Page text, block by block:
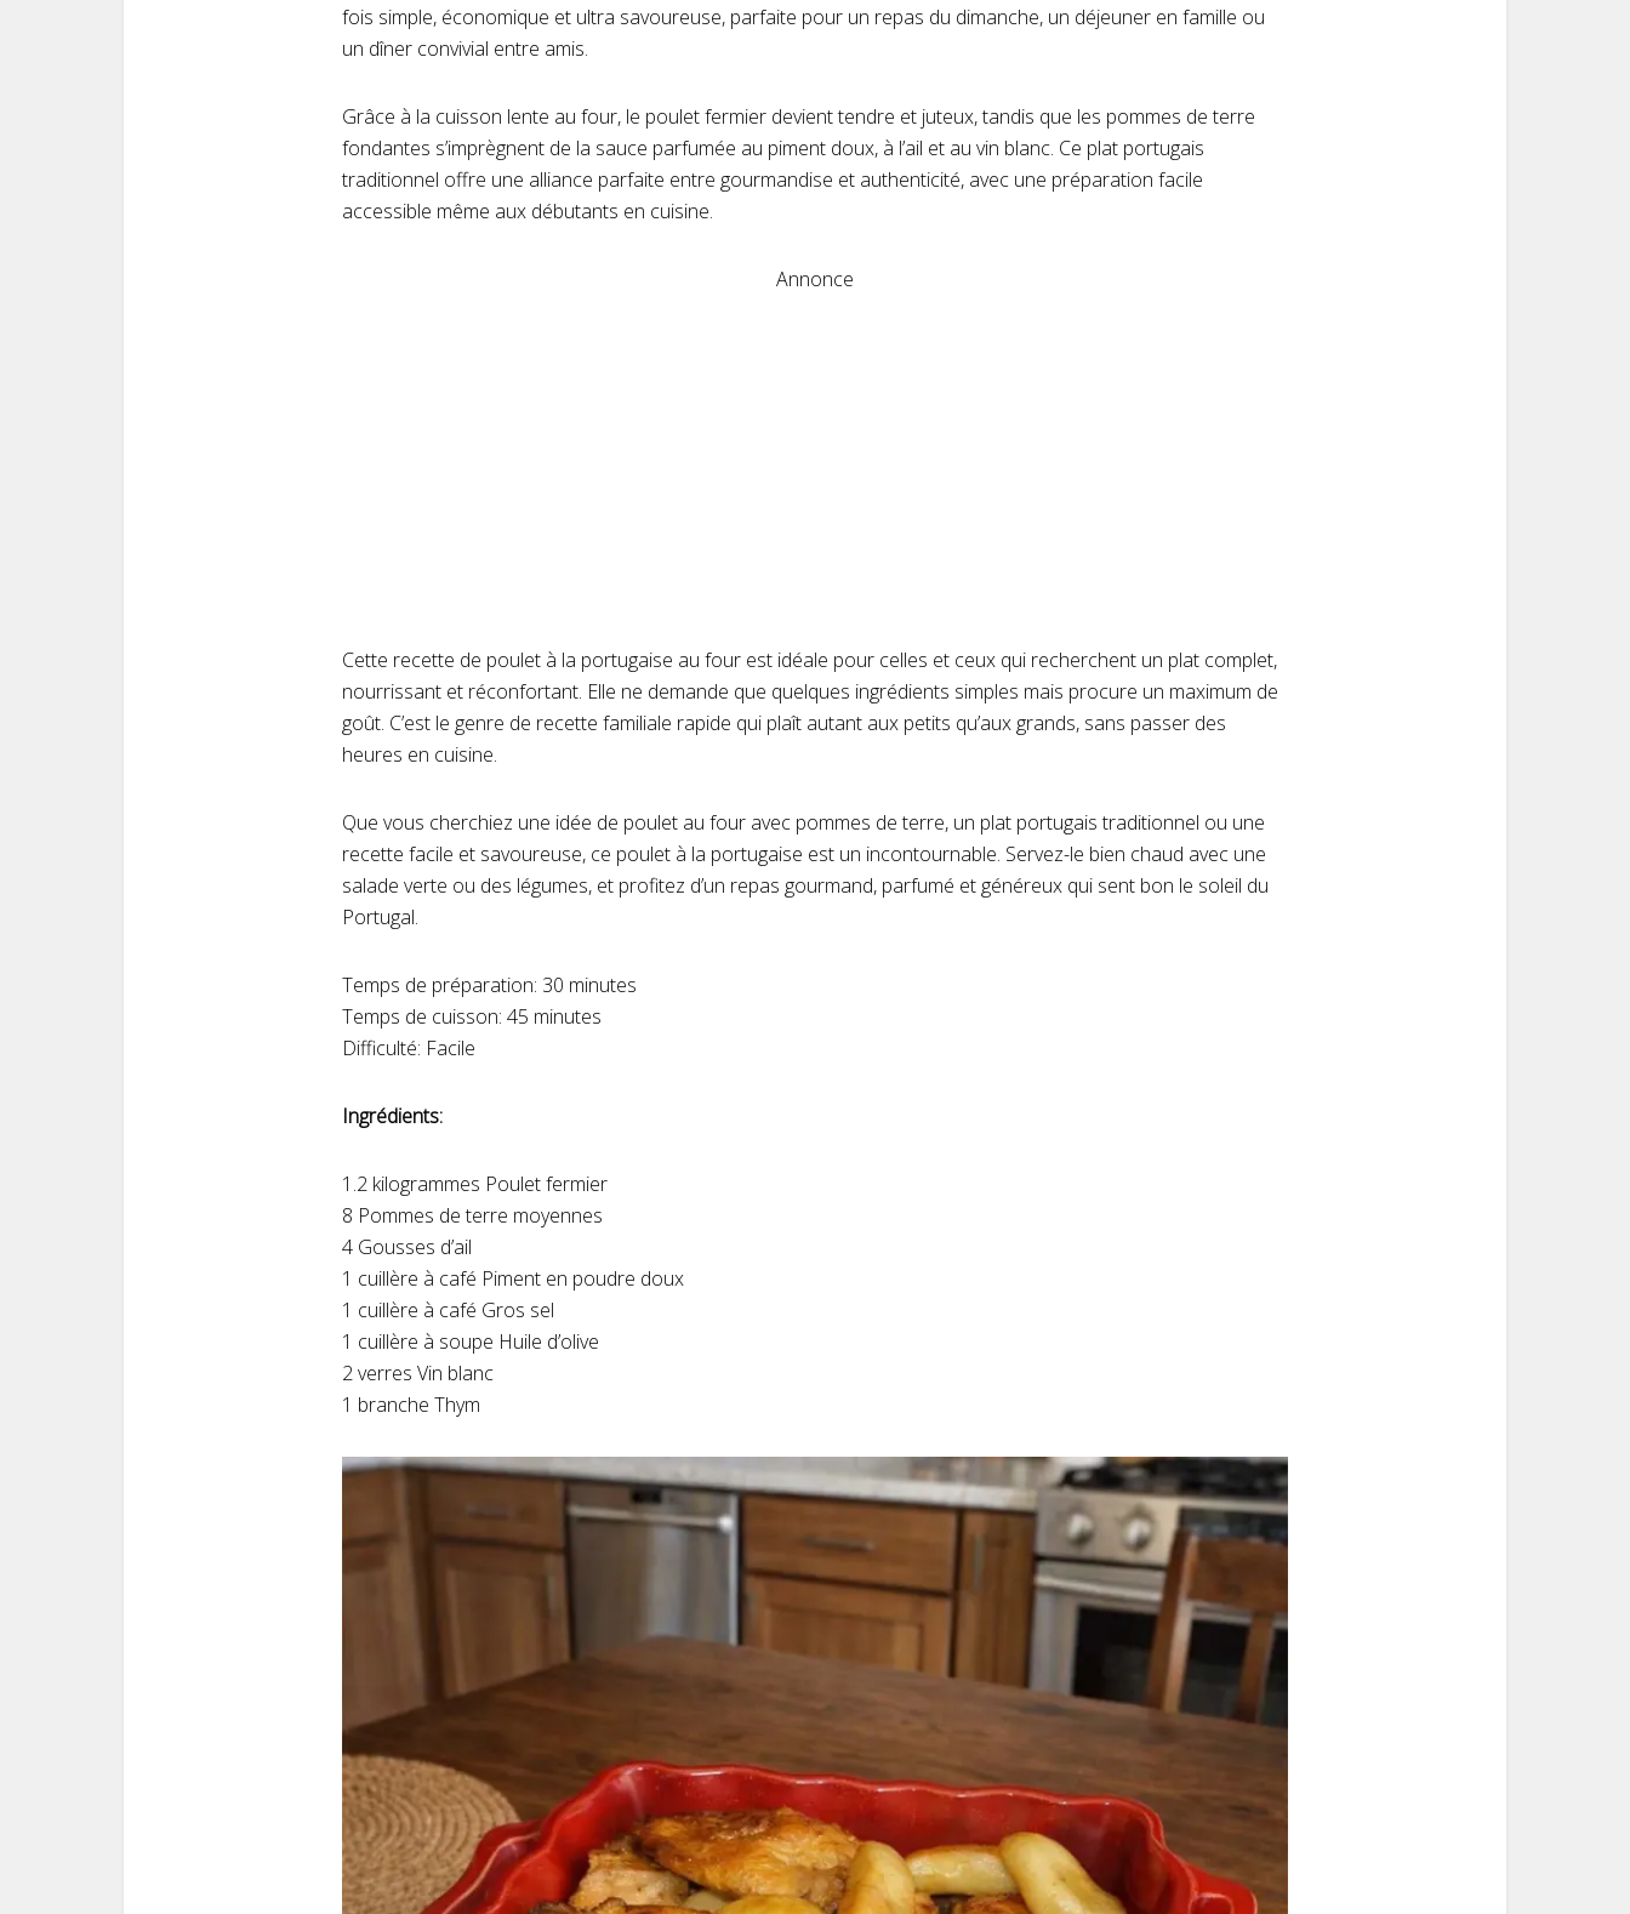
fois simple, économique et ultra savoureuse, parfaite pour un repas du dimanche, un déjeuner en famille ou
un dîner convivial entre amis.
Grâce à la cuisson lente au four, le poulet fermier devient tendre et juteux, tandis que les pommes de terre
fondantes s’imprègnent de la sauce parfumée au piment doux, à l’ail et au vin blanc. Ce plat portugais
traditionnel offre une alliance parfaite entre gourmandise et authenticité, avec une préparation facile
accessible même aux débutants en cuisine.
Annonce
Cette recette de poulet à la portugaise au four est idéale pour celles et ceux qui recherchent un plat complet,
nourrissant et réconfortant. Elle ne demande que quelques ingrédients simples mais procure un maximum de
goût. C’est le genre de recette familiale rapide qui plaît autant aux petits qu’aux grands, sans passer des
heures en cuisine.
Que vous cherchiez une idée de poulet au four avec pommes de terre, un plat portugais traditionnel ou une
recette facile et savoureuse, ce poulet à la portugaise est un incontournable. Servez-le bien chaud avec une
salade verte ou des légumes, et profitez d’un repas gourmand, parfumé et généreux qui sent bon le soleil du
Portugal.
Temps de préparation: 30 minutes
Temps de cuisson: 45 minutes
Difficulté: Facile
Ingrédients:
1.2 kilogrammes Poulet fermier
8 Pommes de terre moyennes
4 Gousses d’ail
1 cuillère à café Piment en poudre doux
1 cuillère à café Gros sel
1 cuillère à soupe Huile d’olive
2 verres Vin blanc
1 branche Thym